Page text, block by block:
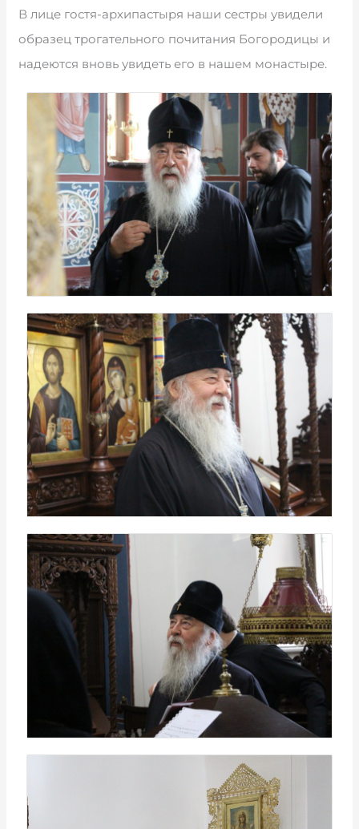
В лице гостя-архипастыря наши сестры увидели
образец трогательного почитания Богородицы и
надеются вновь увидеть его в нашем монастыре.